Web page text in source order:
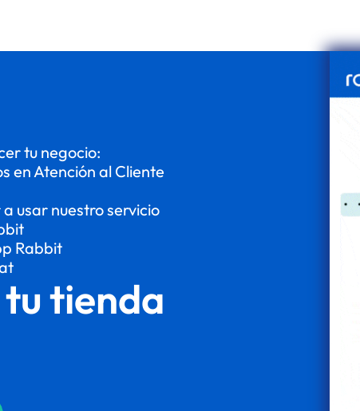
tu negocio:
en Atención al Cliente
usar nuestro servicio
Rabbit
tienda